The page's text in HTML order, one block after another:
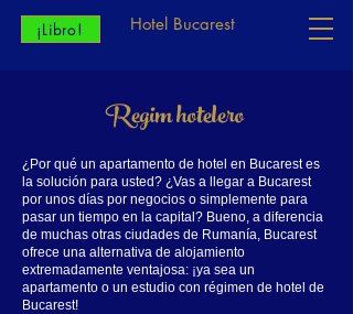
Hotel Bucarest
¡Libro!
Regim hotelero
¿Por qué un apartamento de hotel en Bucarest es
la solución para usted? ¿Vas a llegar a Bucarest
por unos días por negocios o simplemente para
pasar un tiempo en la capital? Bueno, a diferencia
de muchas otras ciudades de Rumanía, Bucarest
ofrece una alternativa de alojamiento
extremadamente ventajosa: ¡ya sea un
apartamento o un estudio con régimen de hotel de
Bucarest!